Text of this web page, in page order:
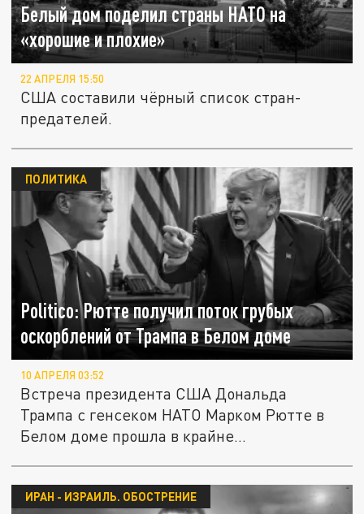
Белый дом поделил страны НАТО на
«хорошие и плохие»
22 АПРЕЛЯ 15:50
США составили чёрный список стран-
предателей.
Politico: Рютте получил поток грубых
оскорблений от Трампа в Белом доме
ПОЛИТИКА
10 АПРЕЛЯ 03:52
Встреча президента США Дональда
Трампа с генсеком НАТО Марком Рютте в
Белом доме прошла в крайне
ИРАН - ИЗРАИЛЬ. ОБОСТРЕНИЕ